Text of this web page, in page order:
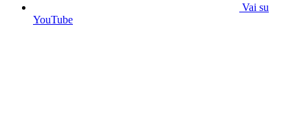
Vai su
YouTube